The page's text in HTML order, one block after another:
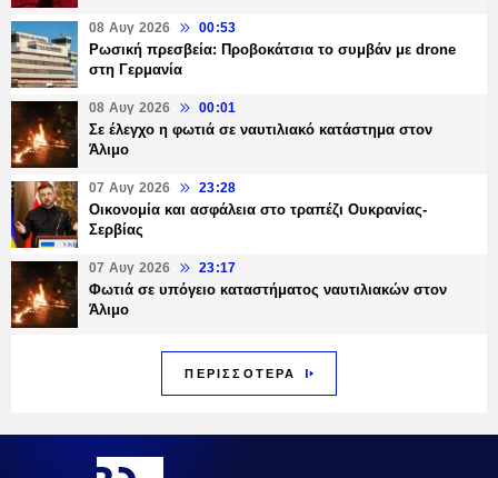
08 Αυγ 2026 00:53
Ρωσική πρεσβεία: Προβοκάτσια το συμβάν με drone
στη Γερμανία
08 Αυγ 2026 00:01
Σε έλεγχο η φωτιά σε ναυτιλιακό κατάστημα στον
Άλιμο
07 Αυγ 2026 23:28
Οικονομία και ασφάλεια στο τραπέζι Ουκρανίας-
Σερβίας
07 Αυγ 2026 23:17
Φωτιά σε υπόγειο καταστήματος ναυτιλιακών στον
Άλιμο
ΠΕΡΙΣΣΟΤΕΡΑ